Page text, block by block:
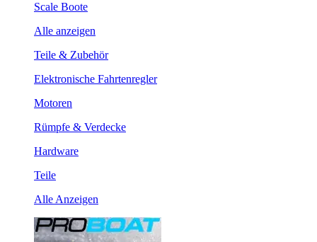
Scale Boote
Alle anzeigen
Teile & Zubehör
Elektronische Fahrtenregler
Motoren
Rümpfe & Verdecke
Hardware
Teile
Alle Anzeigen